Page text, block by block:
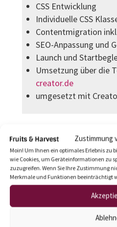
Zustimmung
Moin! Um Ihnen ein optimales Erlebnis zu
wie Cookies, um Geräteinformationen zu
zuzugreifen. Wenn Sie Ihre Zustimmung
Merkmale und Funktionen beeinträchtigt
CSS Entwicklung
Individuelle CSS
Contentmigration
SEO-Anpassung und
Launch und
Umsetzung über die
creator.de
umgesetzt mit